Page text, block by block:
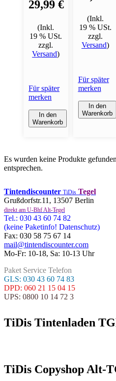
29,99 €
(Inkl.
19 % USt.
zzgl.
Versand)
Für später
merken
In den
Warenkorb
(Inkl.
19 % USt.
zzgl.
Versand)
Für später
merken
In den
Warenkorb
Es wurden keine Produkte
entsprechen.
Tintendiscounter TiDis Tegel
Grußdorfstr.11, 13507 Berlin
direkt am U-Bhf Alt-Tegel
Tel.: 030 43 60 74 82
(keine Paketinfo! Datenschutz)
Fax: 030 58 75 67 14
mail@tintendiscounter.com
Mo-Fr: 10-18, Sa: 10-13 Uhr
Paket Service Telefon
GLS: 030 43 60 74 83
DPD: 060 21 15 04 15
UPS: 0800 10 14 72 3
TiDis Tintenladen
TiDis Copyshop Alt-